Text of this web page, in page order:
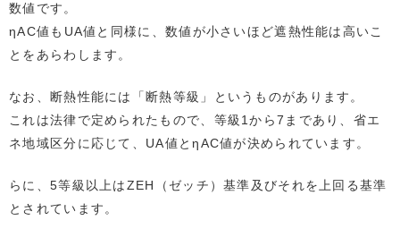
数値です。
ηAC値もUA値と同様に、数値が小さいほど遮熱性能は高いこ
とをあらわします。
なお、断熱性能には「断熱等級」というものがあります。
これは法律で定められたもので、等級1から7まであり、省エ
ネ地域区分に応じて、UA値とηAC値が決められています。
らに、5等級以上はZEH（ゼッチ）基準及びそれを上回る基準
とされています。